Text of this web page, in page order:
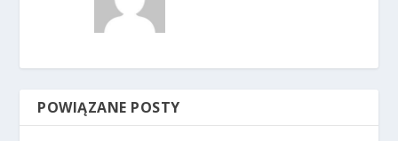
POWIĄZANE POSTY